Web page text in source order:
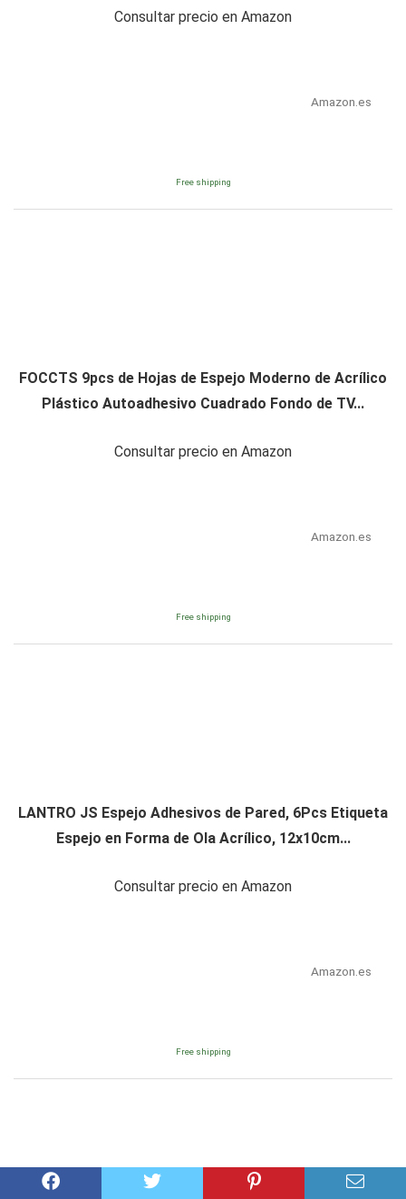
Consultar precio en Amazon
Amazon.es
Free shipping
FOCCTS 9pcs de Hojas de Espejo Moderno de Acrílico
Plástico Autoadhesivo Cuadrado Fondo de TV...
Consultar precio en Amazon
Amazon.es
Free shipping
LANTRO JS Espejo Adhesivos de Pared, 6Pcs Etiqueta
Espejo en Forma de Ola Acrílico, 12x10cm...
Consultar precio en Amazon
Amazon.es
Free shipping